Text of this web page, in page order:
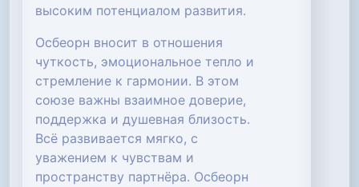
высоким потенциалом развития.
Осбеорн вносит в отношения
чуткость, эмоциональное тепло и
стремление к гармонии. В этом
союзе важны взаимное доверие,
поддержка и душевная близость.
Всё развивается мягко, с
уважением к чувствам и
пространству партнёра. Осбеорн